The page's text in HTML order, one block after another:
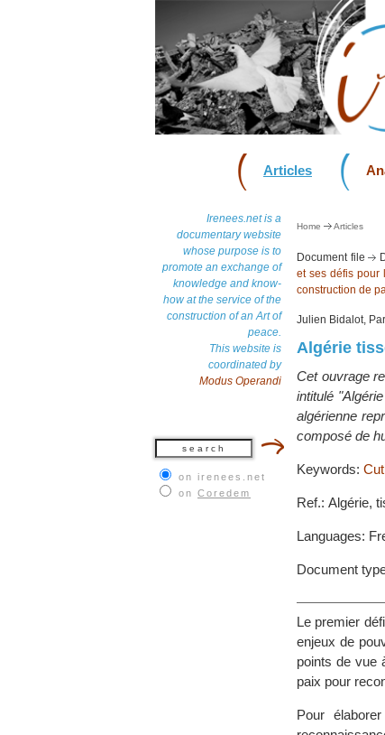
Articles
Irenees.net is a
documentary website
whose purpose is to
promote an exchange of
knowledge and know-
how at the service of the
construction of an Art of
peace.
This website is
coordinated by
Modus Operandi
on irenees.net
on Coredem
Home Articles
Document file
et ses défis pour
construction de
Julien Bidalot,
Algérie
Cet ouvrage
intitulé
algérienne
composé de
Keywords:
Ref.: Algérie,
Languages:
Document
Le premier
enjeux de
points de vue
paix pour
Pour